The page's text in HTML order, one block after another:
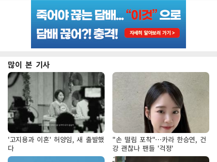
많이 본 기사
'고지용과 이혼' 허양임, 새 출발했
다
"손 떨림 포착"…카라 한승연, 건
강 괜찮나 팬들 '걱정'